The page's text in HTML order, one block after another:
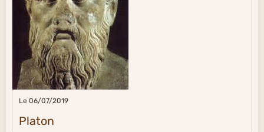
Le 06/07/2019
Platon